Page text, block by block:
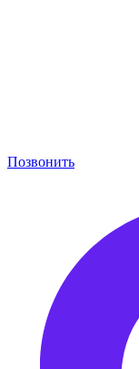
Позвонить